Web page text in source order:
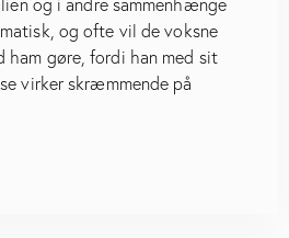
og ofte vil de voksne
ham gøre, fordi han med sit
virker skræmmende på